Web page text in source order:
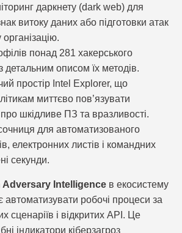
даркнету (dark web) для
витоку даних або підготовки атак
понад 281 хакерського
детальним описом їх методів.
простір Intel Explorer, що
миттєво пов’язувати
шкідливе ПЗ та вразливості.
для автоматизованого
електронних листів і командних
секунди.
Adversary Intelligence в екосистему
автоматизувати робочі процеси за
сценаріїв і відкритих API. Це
індикатори кіберзагроз